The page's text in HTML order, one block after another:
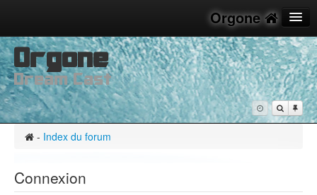
Orgone
FAQ
M’enregistrer
Connexion
Orgone
Dream Cast
- Index du forum
Connexion